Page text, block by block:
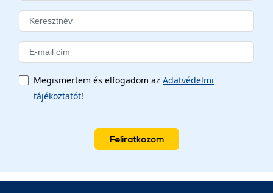
Megismertem és elfogadom az Adatvédelmi
tájékoztatót!
Feliratkozom